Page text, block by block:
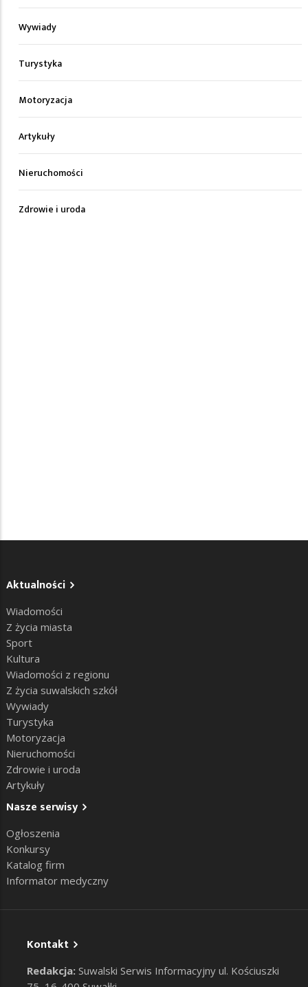
Wywiady
Turystyka
Motoryzacja
Artykuły
Nieruchomości
Zdrowie i uroda
Aktualności
Wiadomości
Z życia miasta
Sport
Kultura
Wiadomości z regionu
Z życia suwalskich szkół
Wywiady
Turystyka
Motoryzacja
Nieruchomości
Zdrowie i uroda
Artykuły
Nasze serwisy
Ogłoszenia
Konkursy
Katalog firm
Informator medyczny
Kontakt
Redakcja: Suwalski Serwis Informacyjny ul. Kościuszki